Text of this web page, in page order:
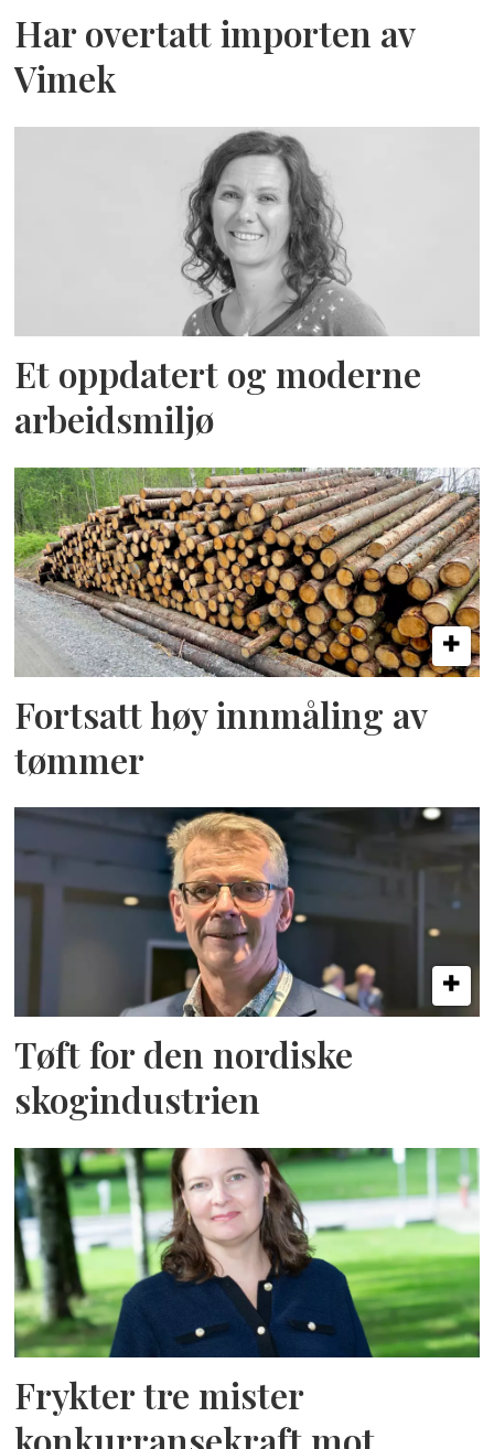
Har overtatt importen av
Vimek
Et oppdatert og moderne
arbeidsmiljø
Fortsatt høy innmåling av
tømmer
Tøft for den nordiske
skogindustrien
Frykter tre mister